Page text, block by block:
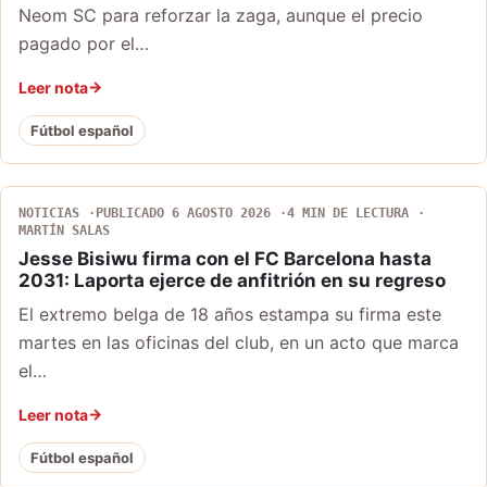
Neom SC para reforzar la zaga, aunque el precio
pagado por el…
Leer nota
Fútbol español
NOTICIAS PUBLICADO 6 AGOSTO 2026
4 MIN DE LECTURA
MARTÍN SALAS
Jesse Bisiwu firma con el FC Barcelona hasta
2031: Laporta ejerce de anfitrión en su regreso
El extremo belga de 18 años estampa su firma este
martes en las oficinas del club, en un acto que marca
el…
Leer nota
Fútbol español